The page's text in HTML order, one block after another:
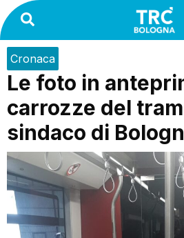
Cronaca
Le foto in
carrozze del
sindaco di